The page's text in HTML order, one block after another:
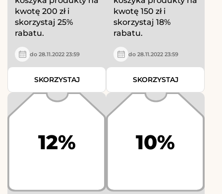
kwotę 200 zł i
skorzystaj 25%
rabatu.
do 28.11.2022 23:59
SKORZYSTAJ
kwotę 150 zł i
skorzystaj 18%
rabatu.
do 28.11.2022 23:59
SKORZYSTAJ
12% 10%